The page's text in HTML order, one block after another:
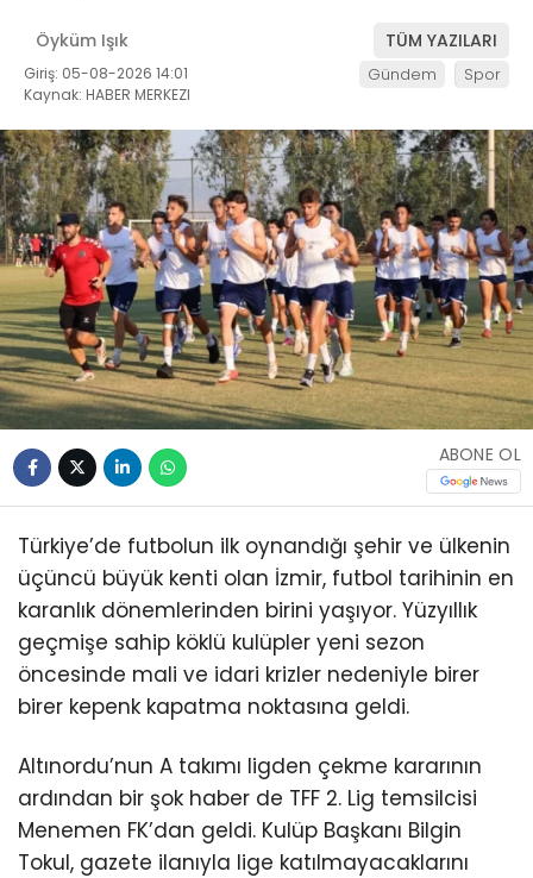
Öyküm Işık TÜM YAZILARI
Giriş: 05-08-2026 14:01
Kaynak: HABER MERKEZI
Gündem Spor
ABONE OL
Türkiye’de futbolun ilk oynandığı şehir ve ülkenin
üçüncü büyük kenti olan İzmir, futbol tarihinin en
karanlık dönemlerinden birini yaşıyor. Yüzyıllık
geçmişe sahip köklü kulüpler yeni sezon
öncesinde mali ve idari krizler nedeniyle birer
birer kepenk kapatma noktasına geldi.
Altınordu’nun A takımı ligden çekme kararının
ardından bir şok haber de TFF 2. Lig temsilcisi
Menemen FK’dan geldi. Kulüp Başkanı Bilgin
Tokul, gazete ilanıyla lige katılmayacaklarını